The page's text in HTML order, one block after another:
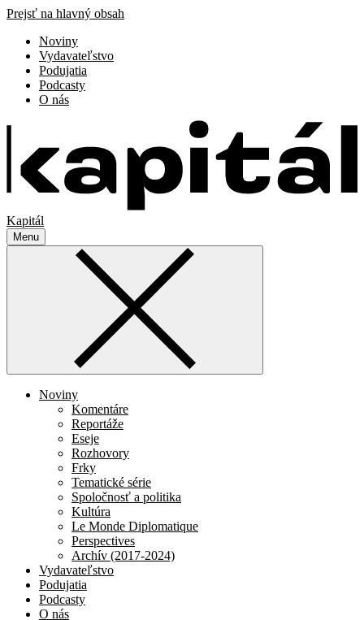
Prejsť na hlavný obsah
Noviny
Vydavateľstvo
Podujatia
Podcasty
O nás
Kapitál
Menu
Noviny
Komentáre
Reportáže
Eseje
Rozhovory
Frky
Tematické série
Spoločnosť a politika
Kultúra
Le Monde Diplomatique
Perspectives
Archív (2017-2024)
Vydavateľstvo
Podujatia
Podcasty
O nás